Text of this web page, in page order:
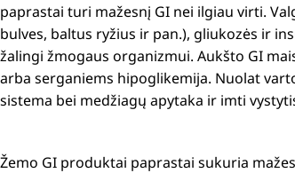
paprastai turi mažesnį GI nei ilgiau virti.
bulves, baltus ryžius ir pan.), gliukozės ir
žalingi žmogaus organizmui. Aukšto GI
arba serganiems hipoglikemija. Nuolat
sistema bei medžiagų apytaka ir imti
Žemo GI produktai paprastai sukuria